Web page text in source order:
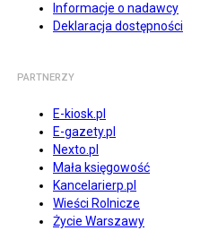
Informacje o nadawcy
Deklaracja dostępności
PARTNERZY
E-kiosk.pl
E-gazety.pl
Nexto.pl
Mała księgowość
Kancelarierp.pl
Wieści Rolnicze
Życie Warszawy